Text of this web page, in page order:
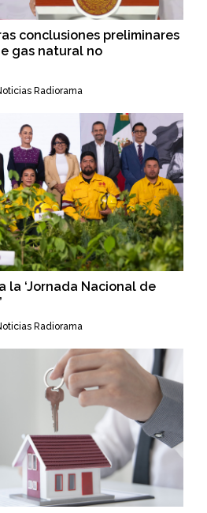
conclusiones preliminares
gas natural no
Radiorama
la ‘Jornada Nacional de
Radiorama